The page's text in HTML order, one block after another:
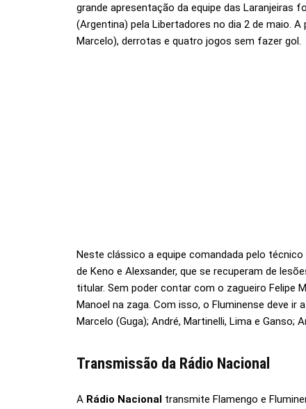
grande apresentação da equipe das Laranjeiras
(Argentina) pela Libertadores no dia 2 de maio.
Marcelo), derrotas e quatro jogos sem fazer gol.
Neste clássico a equipe comandada pelo
de Keno e Alexsander, que se recuperam de
titular. Sem poder contar com o zagueiro Felipe
Manoel na zaga. Com isso, o Fluminense deve ir
Marcelo (Guga); André, Martinelli, Lima e Ganso;
Transmissão da Rádio Nacional
A Rádio Nacional transmite Flamengo e